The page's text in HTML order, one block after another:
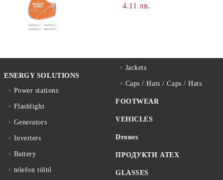
4.11 лв.
ENERGY SOLUTIONS
Power stations
Flashlight
Generators
Inverters
Battery
telefon töltő
Jackets
Caps / Hats / Caps / Hats
FOOTWEAR
VEHICLES
Drones
ПРОДУКТИ ATEX
GLASSES